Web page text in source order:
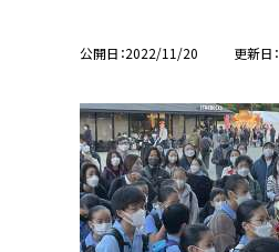
公開日 2022/11/20 更新日